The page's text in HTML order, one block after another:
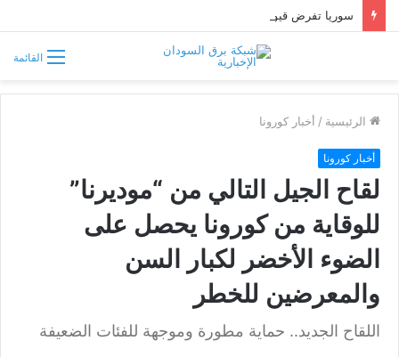
القائمة
الرئيسية / أخبار كورونا
أخبار كورونا
لقاح الجيل التالي من “موديرنا”
للوقاية من كورونا يحصل على
الضوء الأخضر لكبار السن
والمعرضين للخطر
اللقاح الجديد.. حماية مطورة وموجهة للفئات الضعيفة